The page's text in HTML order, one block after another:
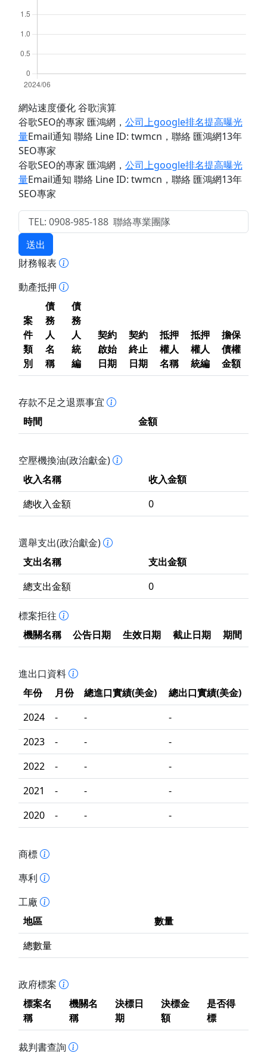
網站速度優化 谷歌演算
谷歌SEO的專家 匯鴻網 ， 公司上google排名提高曝光
量Email通知 聯絡 Line ID: twmcn ，聯絡 匯鴻網13年
SEO專家
谷歌SEO的專家 匯鴻網 ， 公司上google排名提高曝光
量Email通知 聯絡 Line ID: twmcn ，聯絡 匯鴻網13年
SEO專家
送出
財務報表
動產抵押
案
件
類
別
債
務
人
名
稱
債
務
人
統
編
契約
啟始
日期
契約
終止
日期
抵押
權人
名稱
抵押
權人
統編
擔保
債權
金額
存款不足之退票事宜
時間
金額
空壓機換油(政治獻金)
收入名稱
收入金額
總收入金額
0
選舉支出(政治獻金)
支出名稱
支出金額
總支出金額
0
標案拒往
機關名稱
公告日期 生效日期 截止日期 期間
進出口資料
年份
月份 總進口實績(美金)
總出口實績(美金)
2024
- -
-
2023
- -
-
2022
- -
-
2021
- -
-
2020
- - -
商標
專利
工廠
地區
數量
總數量
政府標案
標案名
稱
機關名
稱
決標日
期
決標金
額
是否得
標
裁判書查詢